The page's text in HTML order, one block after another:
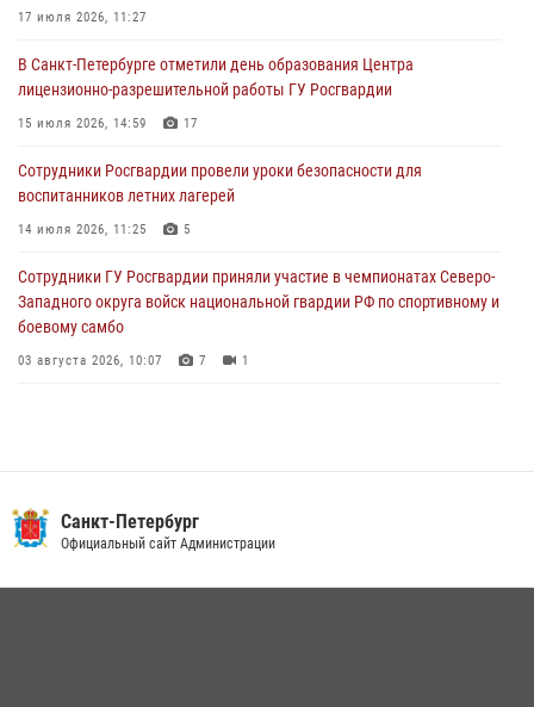
домой
В Санкт-Петербурге при содействии СОБР Росгвардии задержаны
подозреваемые в мошеннических действиях
Сотрудники ГУ Росгвардии приняли участие в чемпионатах Северо-
Западного округа войск национальной гвардии РФ по спортивному и
03 августа 2026, 10:07 7 1
17 июля 2026, 11:27
В Санкт-Петербурге отметили день образования Центра
лицензионно-разрешительной работы ГУ Росгвардии
15 июля 2026, 14:59 17
Сотрудники Росгвардии провели уроки безопасности для
воспитанников летних лагерей
14 июля 2026, 11:25 5
Сотрудники ГУ Росгвардии приняли участие в чемпионатах Северо-
Западного округа войск национальной гвардии РФ по спортивному и
боевому самбо
03 августа 2026, 10:07 7 1
В Красногвардейском районе росгвардейцы задержали хулигана,
угрожавшего мужчине пневматическим пистолетом
Санкт-Петербург
Официальный сайт Администрации